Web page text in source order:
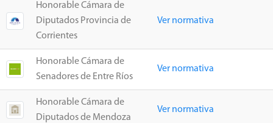
Honorable Cámara de
Diputados Provincia de
Corrientes
Ver normativa
Honorable Cámara de
Senadores de Entre Ríos
Ver normativa
Honorable Cámara de
Diputados de Mendoza
Ver normativa